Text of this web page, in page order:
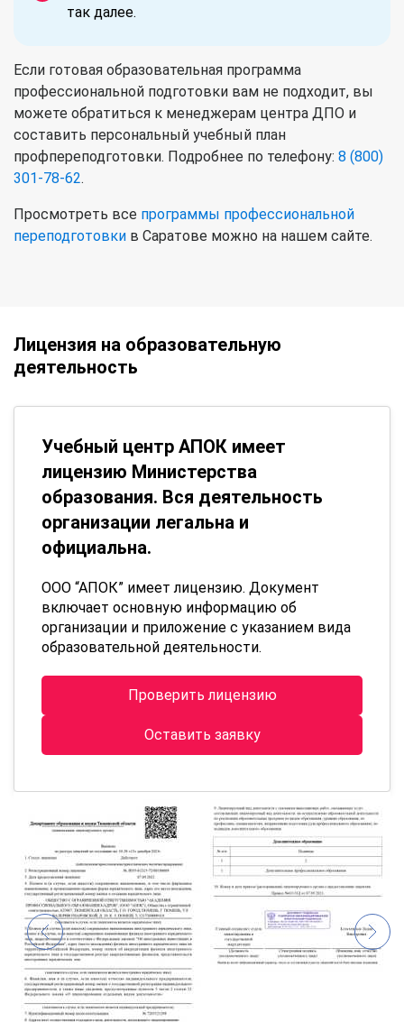
так далее.
Если готовая образовательная программа
профессиональной подготовки вам не подходит, вы
можете обратиться к менеджерам центра ДПО и
составить персональный учебный план
профпереподготовки. Подробнее по телефону: 8 (800)
301-78-62.
Просмотреть все программы профессиональной
переподготовки в Саратове можно на нашем сайте.
Лицензия на образовательную
деятельность
Учебный центр АПОК имеет
лицензию Министерства
образования. Вся деятельность
организации легальна и
официальна.
ООО “АПОК” имеет лицензию. Документ
включает основную информацию об
организации и приложение с указанием вида
образовательной деятельности.
Проверить лицензию
Оставить заявку